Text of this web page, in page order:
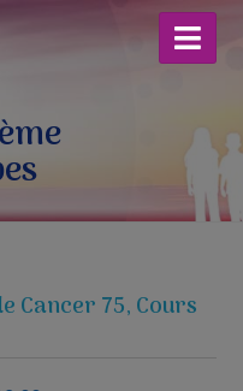
Cancer 75, Cours